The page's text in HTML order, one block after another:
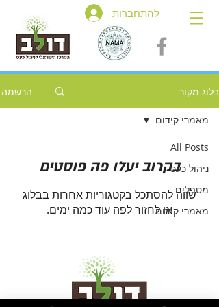
להתחברות
בלוג מקור הרשמה
All Posts
ניהול כעס
מטפלים
מאמרי קידום
מאמרי קידום
בקרוב יעלו פה פוסטים
שווה להסתכל בקטגוריות אחרות בבלוג
או לחזור לפה עוד כמה ימים.